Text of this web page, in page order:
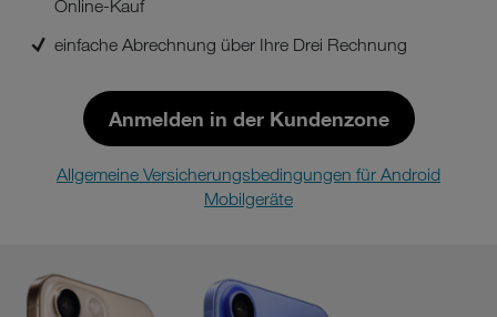
Online-Kauf
einfache Abrechnung über Ihre Drei Rechnung
Anmelden in der Kundenzone
Allgemeine Versicherungsbedingungen für Android
Mobilgeräte